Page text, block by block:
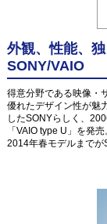
外観、性能、
SONY/VAIO
得意分野である映像・
優れたデザイン性が魅
したSONYらしく、
「VAIO type U」を発
2014年春モデルまでが